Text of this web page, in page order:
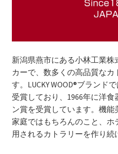
新潟県燕市にある小林工業
カーで、数多くの高品質なカ
す。LUCKY WOOD®ブランド
受賞しており、1966年に洋
ン賞を受賞しています。機
家庭ではもちろんのこと、ホ
用されるカトラリーを作り続